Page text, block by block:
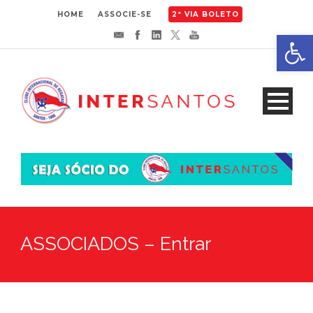
HOME ASSOCIE-SE 2ª VIA BOLETO
ASSOCIADOS – Entrar
Abrir